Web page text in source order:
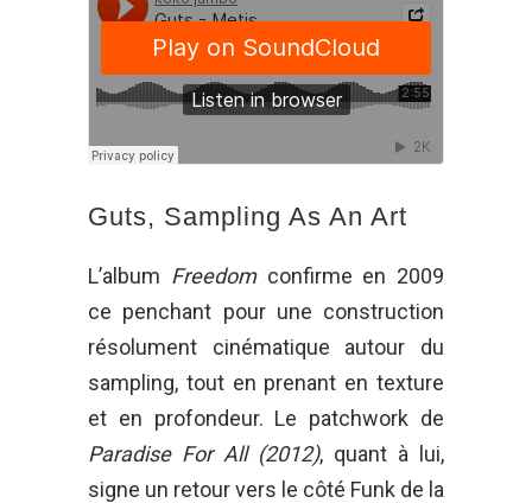
Guts, Sampling As An Art
L’album Freedomconfirme en 2009
ce penchant pour une construction
résolument cinématique autour du
sampling, tout en prenant en texture
et en profondeur. Le patchwork de
Paradise For All (2012), quant à lui,
signe un retour vers le côté Funk de la